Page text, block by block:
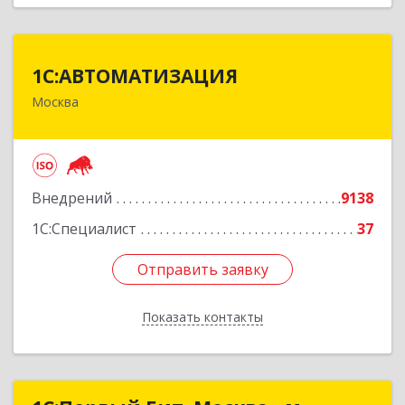
1С:АВТОМАТИЗАЦИЯ
Москва
Внедрений
9138
1С:Специалист
37
Отправить заявку
Показать контакты
111024, Москва г, Энтузиастов 1-я ул, дом №
Отправить заявку
Назад